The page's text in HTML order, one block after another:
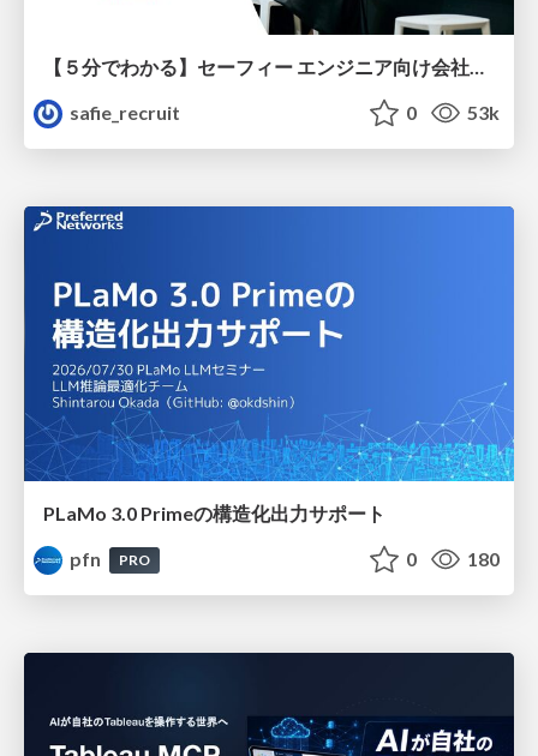
【５分でわかる】セーフィー エンジニア向け会社紹介
safie_recruit
0 53k
PLaMo 3.0 Primeの構造化出力サポート
pfn
PRO 0 180